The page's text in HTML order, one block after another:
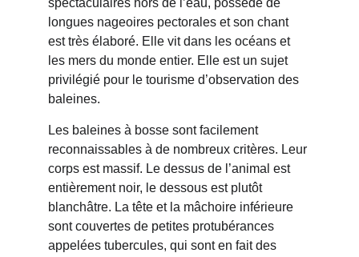
spectaculaires hors de l’eau, possède de
longues nageoires pectorales et son chant
est très élaboré. Elle vit dans les océans et
les mers du monde entier. Elle est un sujet
privilégié pour le tourisme d’observation des
baleines.
Les baleines à bosse sont facilement
reconnaissables à de nombreux critères. Leur
corps est massif. Le dessus de l’animal est
entièrement noir, le dessous est plutôt
blanchâtre. La tête et la mâchoire inférieure
sont couvertes de petites protubérances
appelées tubercules, qui sont en fait des